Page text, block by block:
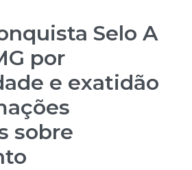
Selo A
por
e exatidão
sobre